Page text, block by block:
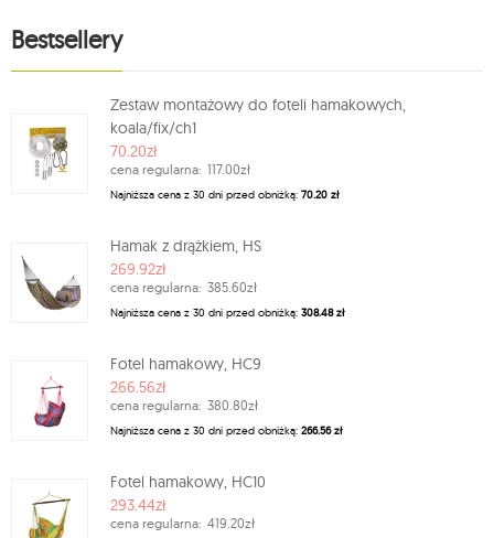
Bestsellery
Zestaw montażowy do foteli hamakowych,
koala/fix/ch1
70.20zł
cena regularna: 117.00zł
Najniższa cena z 30 dni przed obniżką: 70.20 zł
Hamak z drążkiem, HS
269.92zł
cena regularna: 385.60zł
Najniższa cena z 30 dni przed obniżką: 308.48 zł
Fotel hamakowy, HC9
266.56zł
cena regularna: 380.80zł
Najniższa cena z 30 dni przed obniżką: 266.56 zł
Fotel hamakowy, HC10
293.44zł
cena regularna: 419.20zł